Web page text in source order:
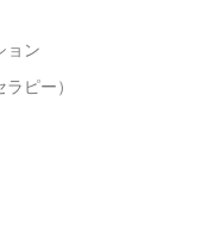
ョン
ピー）